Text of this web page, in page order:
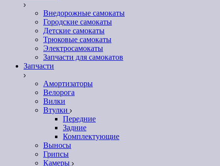
Внедорожные самокаты
Городские самокаты
Детские самокаты
Трюковые самокаты
Электросамокаты
Запчасти для самокатов
Запчасти
Амортизаторы
Велорога
Вилки
Втулки
Передние
Задние
Комплектующие
Выносы
Грипсы
Камеры